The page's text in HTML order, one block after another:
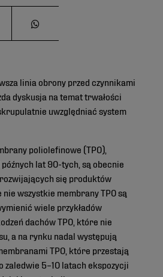
linia obrony przed czynnikami
dyskusja na temat trwałości
uwzględniać system
poliolefinowe (TPO),
lat 90-tych, są obecnie
się produktów
wszystkie membrany TPO są
wiele przykładów
dachów TPO, które nie
a na rynku nadal występują
TPO, które przestają
zaledwie 5–10 latach ekspozycji